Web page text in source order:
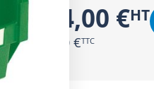
144,00 €
172,80 €